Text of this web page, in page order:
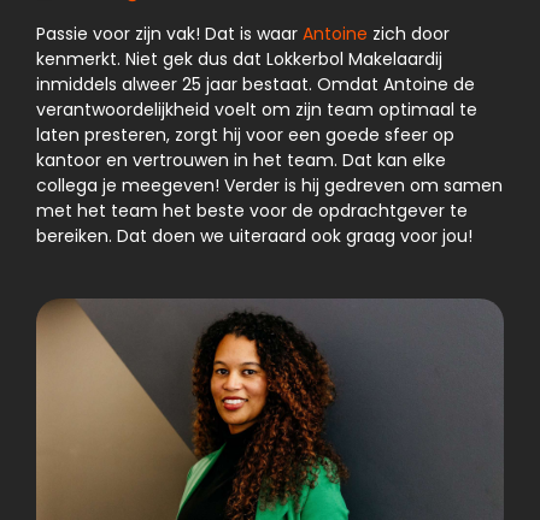
Passie voor zijn vak! Dat is waar Antoine zich door
kenmerkt. Niet gek dus dat Lokkerbol Makelaardij
inmiddels alweer 25 jaar bestaat. Omdat Antoine de
verantwoordelijkheid voelt om zijn team optimaal te
laten presteren, zorgt hij voor een goede sfeer op
kantoor en vertrouwen in het team. Dat kan elke
collega je meegeven! Verder is hij gedreven om samen
met het team het beste voor de opdrachtgever te
bereiken. Dat doen we uiteraard ook graag voor jou!